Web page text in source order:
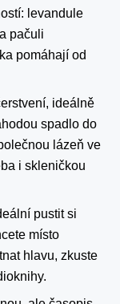
levandule
pačuli
pomáhají od
ideálně
spadlo do
lázeň ve
i skleničkou
pustit si
místo
hlavu, zkuste